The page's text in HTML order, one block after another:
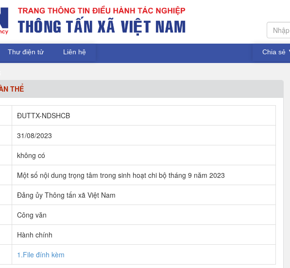
Thư điện tử Liên hệ Chia sẻ
THỂ
ĐUTTX-NDSHCB
31/08/2023
không có
Một số nội dung trọng tâm trong sinh hoạt chi bộ tháng 9 năm 2023
Đảng ủy Thông tấn xã Việt Nam
Công văn
Hành chính
1.File đính kèm